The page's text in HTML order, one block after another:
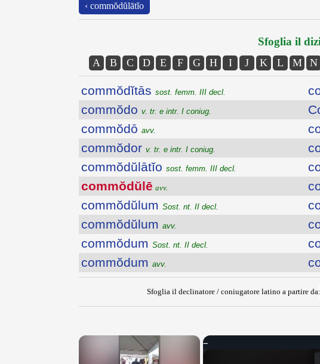
‹ commŏdŭlātĭo
Sfoglia il
A B C D E F G H I J K L M N
commŏdĭtās sost. femm. III decl.
commŏdo v. tr. e intr. I coniug.
commŏdō avv.
commŏdor v. tr. e intr. I coniug.
commŏdŭlātĭo sost. femm. III decl.
commŏdŭlē avv.
commŏdŭlum Sost. nt. II decl.
commŏdŭlum avv.
commŏdum Sost. nt. II decl.
commŏdum avv.
Sfoglia il declinatore / coniugatore latino a partire da:
×